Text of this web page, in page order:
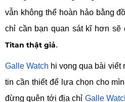
vẫn không thể hoàn hảo bằng
chỉ cần bạn quan sát kĩ hơn sẽ
Titan thật giả.
Galle Watch hi vọng qua bài viết
tin cần thiết để lựa chọn cho
đừng quên tới địa chỉ Galle